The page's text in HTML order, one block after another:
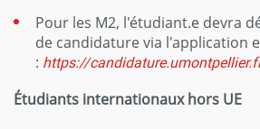
Pour les M2, l'étudiant.e devra
de candidature via l'application
: https://
Étudiants internationaux hors UE